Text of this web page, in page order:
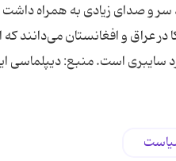
و صدای زیادی به همراه داشت
عراق و افغانستان می‌دانند که
سایبری است. منبع: